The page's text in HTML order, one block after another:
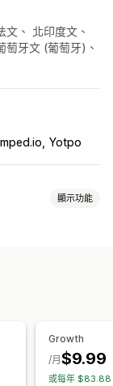
、 北印度文、
萄牙文 (葡萄牙)、
Yotpo
顯示功能
Growth
$9.99
/月
或每年 $83.88